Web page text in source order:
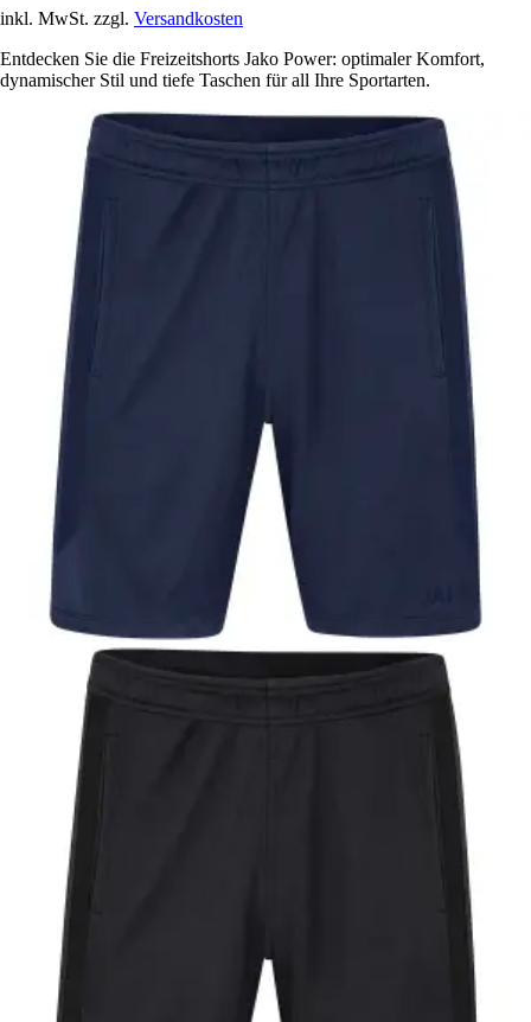
inkl. MwSt. zzgl. Versandkosten
Entdecken Sie die Freizeitshorts Jako Power: optimaler Komfort,
dynamischer Stil und tiefe Taschen für all Ihre Sportarten.